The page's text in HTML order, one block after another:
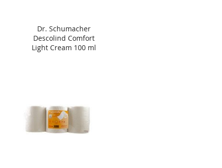
Dr. Schumacher
Descolind Comfort
Light Cream 100 ml